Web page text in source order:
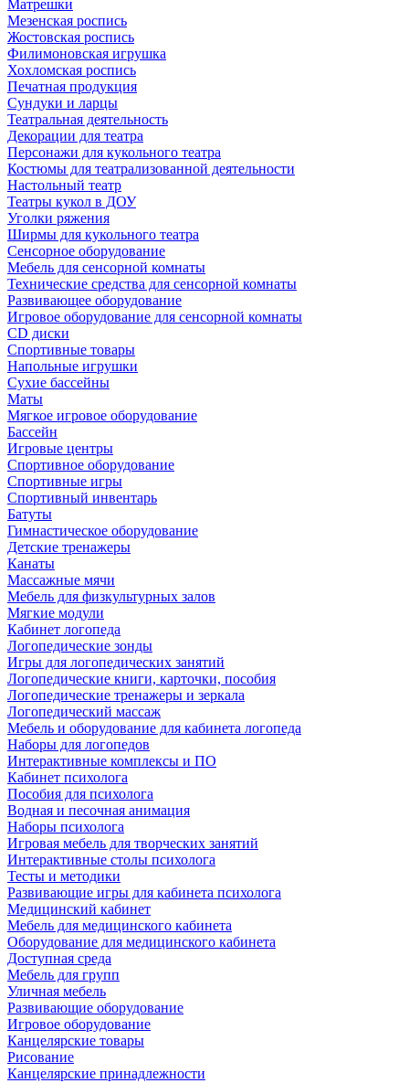
Матрешки
Мезенская роспись
Жостовская роспись
Филимоновская игрушка
Хохломская роспись
Печатная продукция
Сундуки и ларцы
Театральная деятельность
Декорации для театра
Персонажи для кукольного театра
Костюмы для театрализованной деятельности
Настольный театр
Театры кукол в ДОУ
Уголки ряжения
Ширмы для кукольного театра
Сенсорное оборудование
Мебель для сенсорной комнаты
Технические средства для сенсорной комнаты
Развивающее оборудование
Игровое оборудование для сенсорной комнаты
CD диски
Спортивные товары
Напольные игрушки
Сухие бассейны
Маты
Мягкое игровое оборудование
Бассейн
Игровые центры
Спортивное оборудование
Спортивные игры
Спортивный инвентарь
Батуты
Гимнастическое оборудование
Детские тренажеры
Канаты
Массажные мячи
Мебель для физкультурных залов
Мягкие модули
Кабинет логопеда
Логопедические зонды
Игры для логопедических занятий
Логопедические книги, карточки, пособия
Логопедические тренажеры и зеркала
Логопедический массаж
Мебель и оборудование для кабинета логопеда
Наборы для логопедов
Интерактивные комплексы и ПО
Кабинет психолога
Пособия для психолога
Водная и песочная анимация
Наборы психолога
Игровая мебель для творческих занятий
Интерактивные столы психолога
Тесты и методики
Развивающие игры для кабинета психолога
Медицинский кабинет
Мебель для медицинского кабинета
Оборудование для медицинского кабинета
Доступная среда
Мебель для групп
Уличная мебель
Развивающие оборудование
Игровое оборудование
Канцелярские товары
Рисование
Канцелярские принадлежности